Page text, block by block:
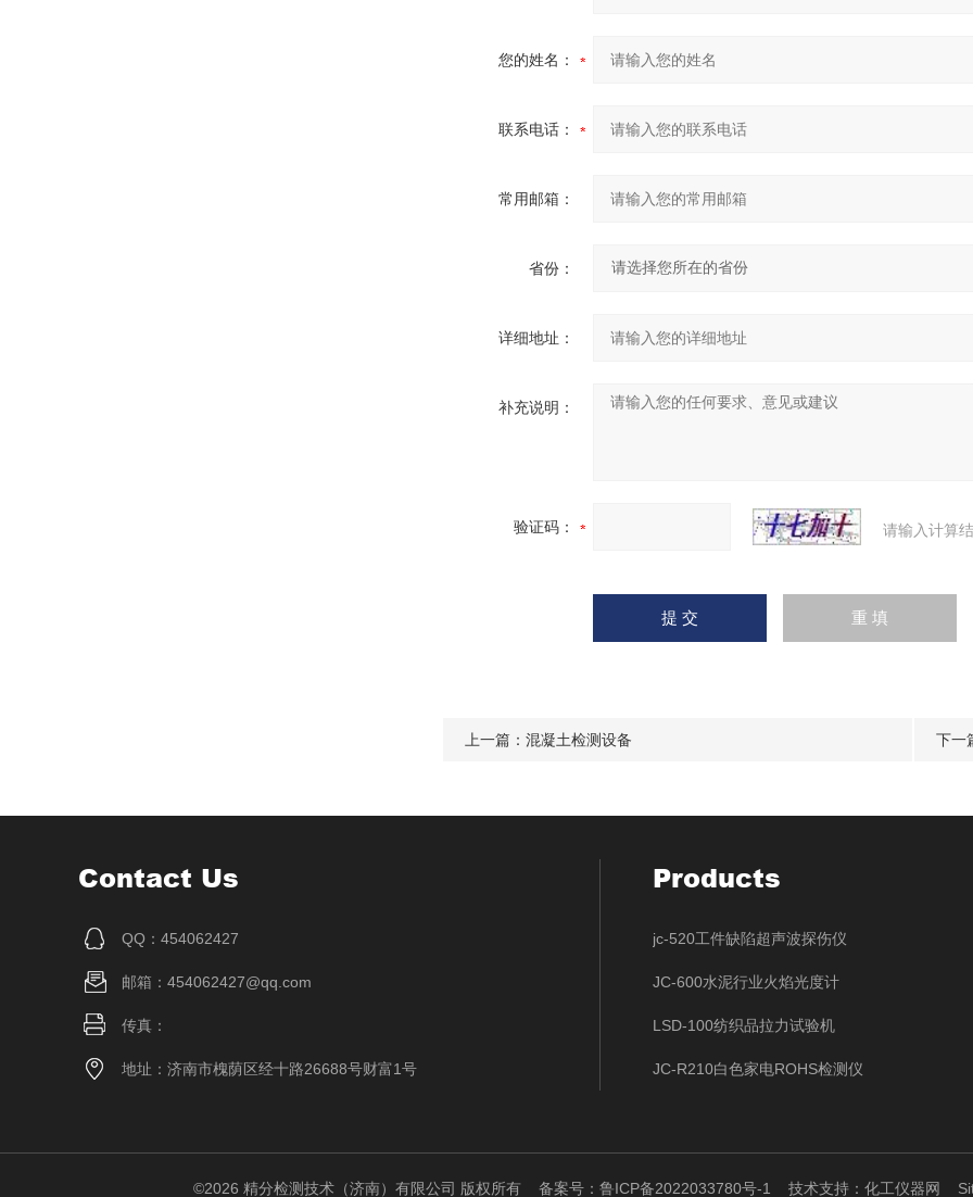
您的姓名：
联系电话：
常用邮箱：
省份：
详细地址：
补充说明：
验证码： 请输入计算
上一篇： 混凝土检测设备 下一
Contact Us
QQ：454062427
邮箱：454062427@qq.com
传真：
地址：济南市槐荫区经十路26688号财富1号
Products
jc-520工件缺陷超声波探伤仪
JC-600水泥行业火焰光度计
LSD-100纺织品拉力试验机
JC-R210白色家电ROHS检测仪
©2026 精分检测技术（济南）有限公司 版权所有 备案号：鲁ICP备2022033780号-1 技术支持： 化工仪器网